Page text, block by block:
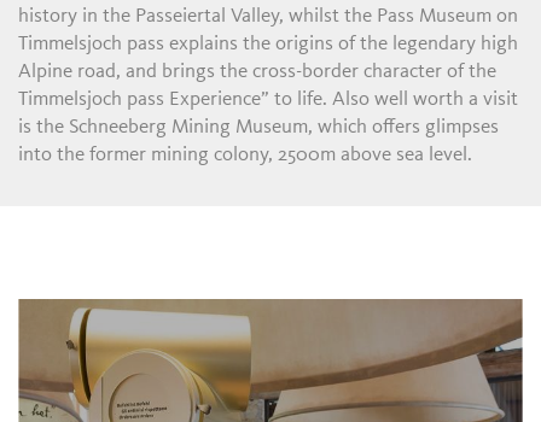
history in the Passeiertal Valley, whilst the Pass Museum on
Timmelsjoch pass explains the origins of the legendary high
Alpine road, and brings the cross-border character of the
Timmelsjoch pass Experience” to life. Also well worth a visit
is the Schneeberg Mining Museum, which offers glimpses
into the former mining colony, 2500m above sea level.